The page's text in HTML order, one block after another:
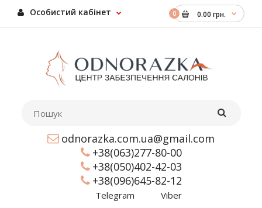
0 0.00 грн.
Особистий кабінет
odnorazka.com.ua@gmail.com
+38(063)277-80-00
+38(050)402-42-03
+38(096)645-82-12
Telegram Viber